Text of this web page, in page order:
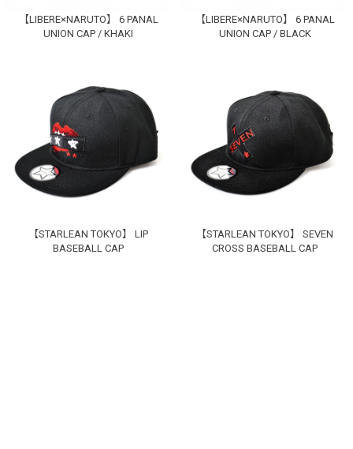
【LIBERE×NARUTO】 6 PANAL
UNION CAP / KHAKI
【LIBERE×NARUTO】 6 PANAL
UNION CAP / BLACK
【STARLEAN TOKYO】 LIP
BASEBALL CAP
【STARLEAN TOKYO】 SEVEN
CROSS BASEBALL CAP